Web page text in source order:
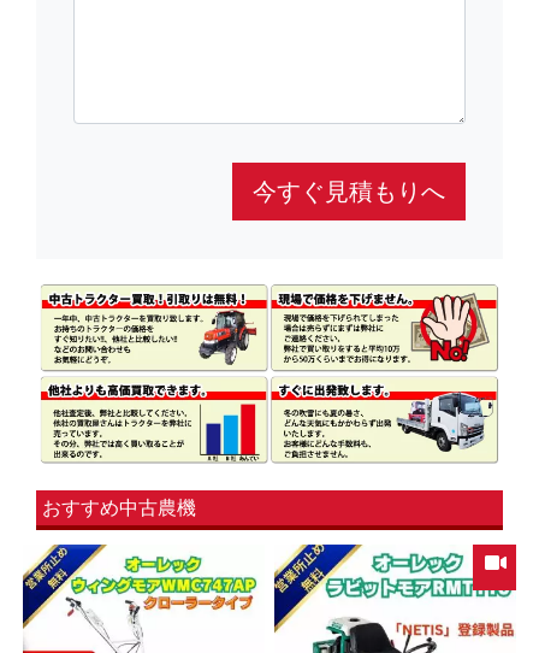
今すぐ見積もりへ
おすすめ中古農機